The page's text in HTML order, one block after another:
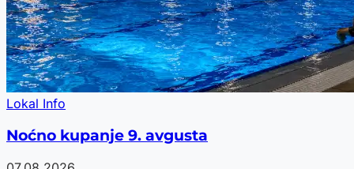
Lokal Info
Noćno kupanje 9. avgusta